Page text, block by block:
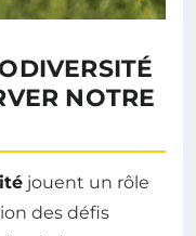
NOTRE
jouent un rôle
des défis